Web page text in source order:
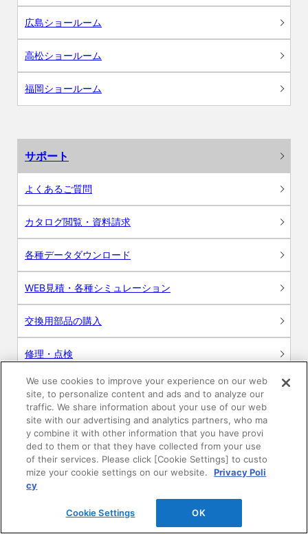
広島ショールーム
高松ショールーム
福岡ショールーム
サポート
よくあるご質問
カタログ閲覧・資料請求
各種データダウンロード
WEB見積・各種シミュレーション
交換用部品の購入
修理・点検
お問い合わせ
ログイン
建築・設計関係者様向けサイト
ユーザー登録サービス
WEB見積システム
We use cookies to improve your experience on our web
site, to personalize content and ads and to analyze our
traffic. We share information about your use of our web
site with our advertising and analytics partners, who ma
y combine it with other information that you have provi
ded to them or that they have collected from your use
of their services. Please click [Cookie Settings] to custo
mize your cookie settings on our website.
Privacy Poli
cy
Cookie Settings OK